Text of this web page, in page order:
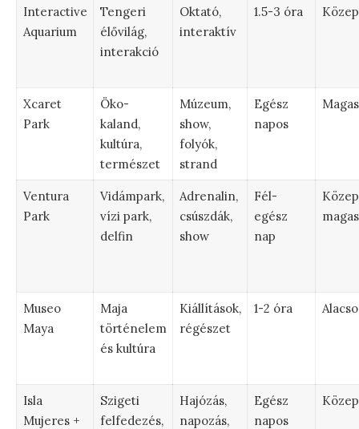
Interactive
Aquarium
Tengeri
élővilág,
interakció
Oktató,
interaktív
1.5-3 óra
Xcaret
Park
Öko-
kaland,
kultúra,
természet
Múzeum,
show,
folyók,
strand
Egész
napos
Magas
Ventura
Park
Vidámpark,
vízi park,
delfin
Adrenalin,
csúszdák,
show
Fél-
egész
nap
magas
Museo
Maya
Maja
történelem
és kultúra
Kiállítások,
régészet
1-2 óra
Isla
Mujeres +
Szigeti
felfedezés,
Hajózás,
napozás,
Egész
napos